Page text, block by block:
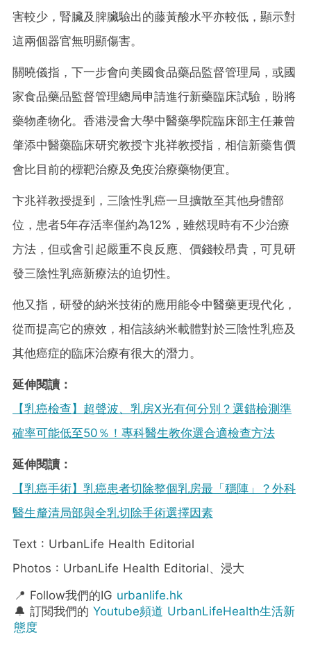
害較少，腎臟及脾臟驗出的藤黃酸水平亦較低，顯示對
這兩個器官無明顯傷害。
關曉儀指，下一步會向美國食品藥品監督管理局，或國
家食品藥品監督管理總局申請進行新藥臨床試驗，盼將
藥物產物化。香港浸會大學中醫藥學院臨床部主任兼曾
肇添中醫藥臨床研究教授卞兆祥教授指，相信新藥售價
會比目前的標靶治療及免疫治療藥物便宜。
卞兆祥教授提到，三陰性乳癌一旦擴散至其他身體部
位，患者5年存活率僅約為12%，雖然現時有不少治療
方法，但或會引起嚴重不良反應、價錢較昂貴，可見研
發三陰性乳癌新療法的迫切性。
他又指，研發的納米技術的應用能令中醫藥更現代化，
從而提高它的療效，相信該納米載體對於三陰性乳癌及
其他癌症的臨床治療有很大的潛力。
延伸閱讀：
【乳癌檢查】超聲波、乳房X光有何分別？選錯檢測準
確率可能低至50％！專科醫生教你選合適檢查方法
延伸閱讀：
【乳癌手術】乳癌患者切除整個乳房最「穩陣」？外科
醫生釐清局部與全乳切除手術選擇因素
Text : UrbanLife Health Editorial
Photos : UrbanLife Health Editorial、浸大
📍 Follow我們的IG urbanlife.hk
🔔 訂閱我們的 Youtube頻道 UrbanLifeHealth生活新
態度